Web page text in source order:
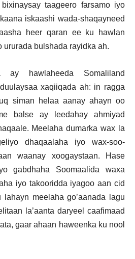
taageero farsamo iyo
iskaashi wada-shaqayneed
heer qaran ee ku hawlan
ururada bulshada rayidka ah.
ay hawlaheeda Somaliland
xaqiiqada ah: in ragga
siman helaa aanay ahayn oo
balse ay leedahay ahmiyad
Meelaha dumarka wax la
dhaqaalaha iyo wax-soo-
waanay xoogaystaan. Hase
gabdhaha Soomaalida waxa
iyo takooridda iyagoo aan cid
meelaha go’aanada lagu
la’aanta daryeel caafimaad
gaar ahaan haweenka ku nool